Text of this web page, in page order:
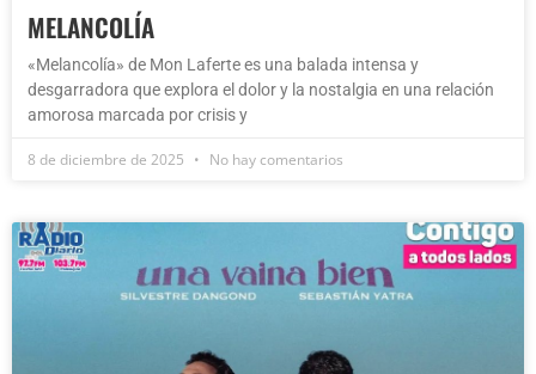
MELANCOLÍA
«Melancolía» de Mon Laferte es una balada intensa y
desgarradora que explora el dolor y la nostalgia en una relación
amorosa marcada por crisis y
8 de diciembre de 2025 No hay comentarios